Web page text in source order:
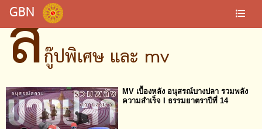
GBN
สกู๊ปพิเศษ และ mv
MV เบื้องหลัง อนุสรณ์บางปลา รวมพลัง
ความสำเร็จ I ธรรมยาตราปีที่ 14